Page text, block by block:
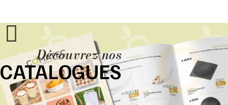
Découvrez nos
CATALOGUES